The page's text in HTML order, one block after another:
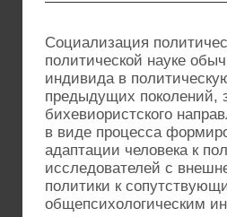
Социализация
политической науке
индивида в
предыдущих поколений,
бихевиористского
в виде процесса
адаптации человека к
исследователей с
политики к
общепсихологическим